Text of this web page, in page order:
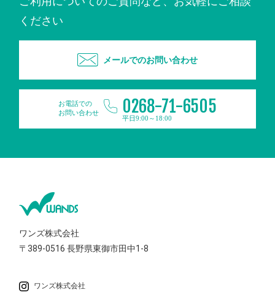
ください
メールでのお問い合わせ
お電話での
お問い合わせ
0268-71-6505
平日9:00～18:00
ワンズ株式会社
〒389-0516長野県東御市田中1-8
ワンズ株式会社